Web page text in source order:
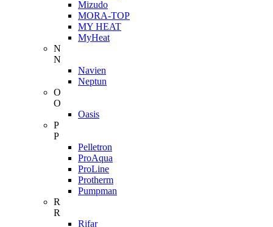
Mizudo
MORA-TOP
MY HEAT
MyHeat
N
N
Navien
Neptun
O
O
Oasis
P
P
Pelletron
ProAqua
ProLine
Protherm
Pumpman
R
R
Rifar